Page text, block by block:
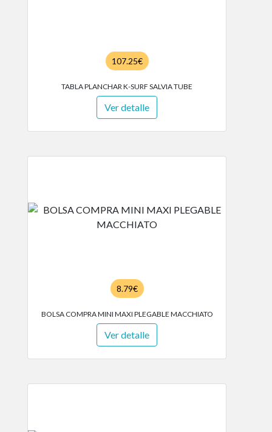
107.25€
TABLA PLANCHAR K-SURF SALVIA TUBE
Ver detalle
8.79€
BOLSA COMPRA MINI MAXI PLEGABLE MACCHIATO
Ver detalle